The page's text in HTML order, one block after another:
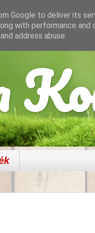
Google to deliver its
with performance
address abuse.